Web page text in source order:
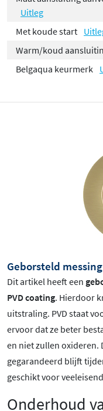
Uitleg
Met koude start
Warm/koud
Belgaqua keurmerk
Geborsteld messing
Dit artikel heeft een
PVD coating. Hierdoor
uitstraling. PVD staat
ervoor dat ze beter
en niet zullen
gegarandeerd blijft
geschikt voor
Onderhoud